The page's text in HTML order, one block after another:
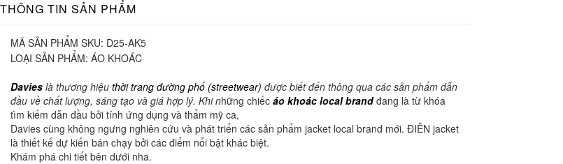
THÔNG TIN SẢN PHẨM
MÃ SẢN PHẨM SKU: D25-AK5
LOẠI SẢN PHẨM: ÁO KHOÁC
Davies là thương hiệu thời trang đường phố (streetwear) được biết đến thông qua các sản phẩm dẫn
đầu về chất lượng, sáng tạo và giá hợp lý. Khi những chiếc áo khoác local brandđang là từ khóa
tìm kiếm dẫn đầu bởi tính ứng dụng và thẩm mỹ ca,
Davies cùng không ngưng nghiên cứu và phát triển các sản phẩm jacket local brand mới. ĐIÊN jacket
là thiết kế dự kiến bán chạy bởi các điểm nổi bật khác biệt.
Khám phá chi tiết bên dưới nha.